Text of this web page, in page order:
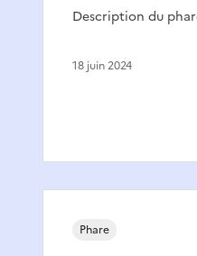
Description du
18 juin 2024
Phare